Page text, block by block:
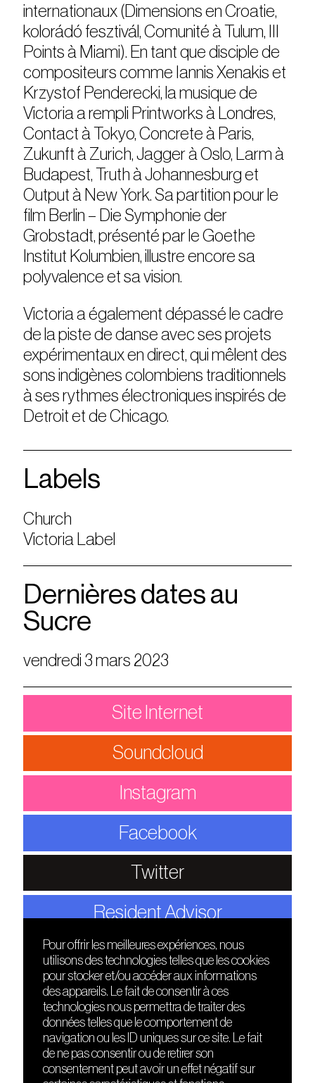
internationaux (Dimensions en Croatie,
kolorádó fesztivál, Comunité à Tulum, III
Points à Miami). En tant que disciple de
compositeurs comme Iannis Xenakis et
Krzystof Penderecki, la musique de
Victoria a rempli Printworks à Londres,
Contact à Tokyo, Concrete à Paris,
Zukunft à Zurich, Jagger à Oslo, Larm à
Budapest, Truth à Johannesburg et
Output à New York. Sa partition pour le
film Berlin – Die Symphonie der
Grobstadt, présenté par le Goethe
Institut Kolumbien, illustre encore sa
polyvalence et sa vision.
Victoria a également dépassé le cadre
de la piste de danse avec ses projets
expérimentaux en direct, qui mêlent des
sons indigènes colombiens traditionnels
à ses rythmes électroniques inspirés de
Detroit et de Chicago.
Labels
Church
Victoria Label
Dernières dates au
Sucre
vendredi 3 mars 2023
Site Internet
Soundcloud
Instagram
Facebook
Twitter
Resident Advisor
DÉCOUVRIR
Le lieu
Contact
Presse
Cours de DJing
TMLAB
FRIENDS
Nuits sonores
HEAT
Hôtel71
La Gaîté Lyrique
Pour offrir les meilleures expériences, nous
utilisons des technologies telles que les cookies
pour stocker et/ou accéder aux informations
des appareils. Le fait de consentir à ces
technologies nous permettra de traiter des
données telles que le comportement de
navigation ou les ID uniques sur ce site. Le fait
de ne pas consentir ou de retirer son
consentement peut avoir un effet négatif sur